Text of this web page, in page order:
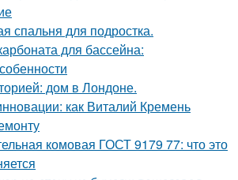
спальня для подростка.
для бассейна:
дом в Лондоне.
как Виталий Кремень
комовая ГОСТ 9179 77: что это